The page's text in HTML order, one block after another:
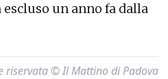
un anno fa dalla
riservata © Il Mattino di Padova